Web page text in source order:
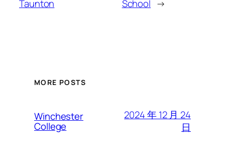
Taunton
School →
MORE POSTS
Winchester
College
2024 年 12 月 24
日